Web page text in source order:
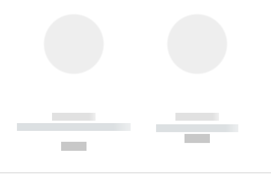
------------
----------- ----------- --------
------------
----------- -----------